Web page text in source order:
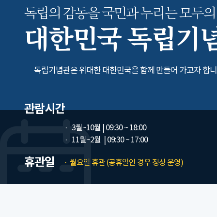
독립의 감동을 국민과 누리는모두
대한민국 독립기
독립기념관은 위대한 대한민국을 함께 만들어 가고자 합
관람시간
3월~10월
| 09:30 ~ 18:00
11월~2월
| 09:30 ~ 17:00
휴관일 월요일 휴관 (공휴일인 경우 정상 운영)